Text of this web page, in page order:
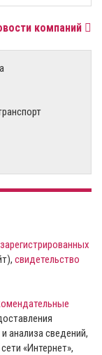
компаний
свидетельство
анализа сведений,
«Интернет»,